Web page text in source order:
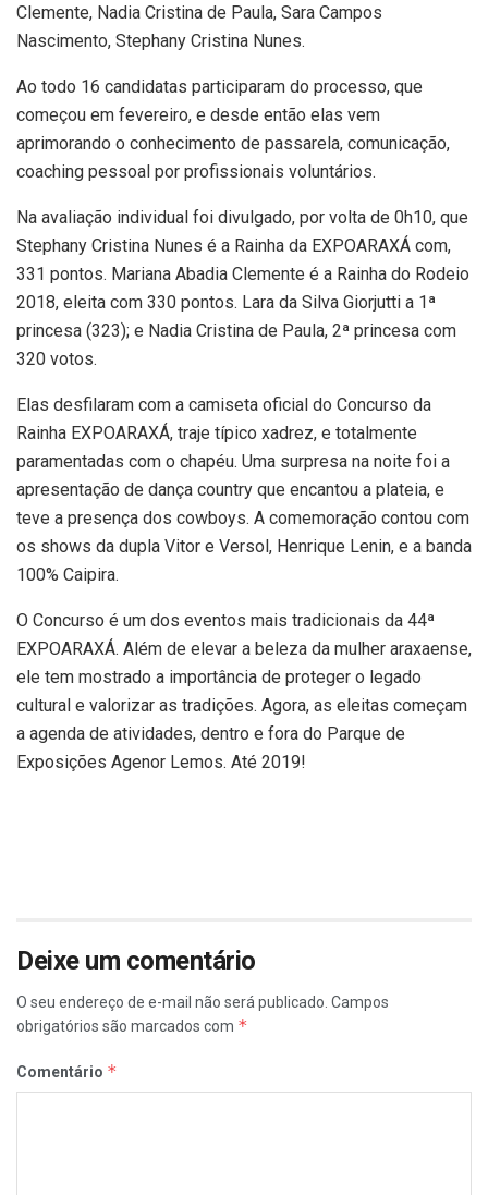
Clemente, Nadia Cristina de Paula, Sara Campos
Nascimento, Stephany Cristina Nunes.
Ao todo 16 candidatas participaram do processo, que
começou em fevereiro, e desde então elas vem
aprimorando o conhecimento de passarela, comunicação,
coaching pessoal por profissionais voluntários.
Na avaliação individual foi divulgado, por volta de 0h10, que
Stephany Cristina Nunes é a Rainha da EXPOARAXÁ com,
331 pontos. Mariana Abadia Clemente é a Rainha do Rodeio
2018, eleita com 330 pontos. Lara da Silva Giorjutti a 1ª
princesa (323); e Nadia Cristina de Paula, 2ª princesa com
320 votos.
Elas desfilaram com a camiseta oficial do Concurso da
Rainha EXPOARAXÁ, traje típico xadrez, e totalmente
paramentadas com o chapéu. Uma surpresa na noite foi a
apresentação de dança country que encantou a plateia, e
teve a presença dos cowboys. A comemoração contou com
os shows da dupla Vitor e Versol, Henrique Lenin, e a banda
100% Caipira.
O Concurso é um dos eventos mais tradicionais da 44ª
EXPOARAXÁ. Além de elevar a beleza da mulher araxaense,
ele tem mostrado a importância de proteger o legado
cultural e valorizar as tradições. Agora, as eleitas começam
a agenda de atividades, dentro e fora do Parque de
Exposições Agenor Lemos. Até 2019!
Deixe um comentário
O seu endereço de e-mail não será publicado. Campos
obrigatórios são marcados com *
Comentário *